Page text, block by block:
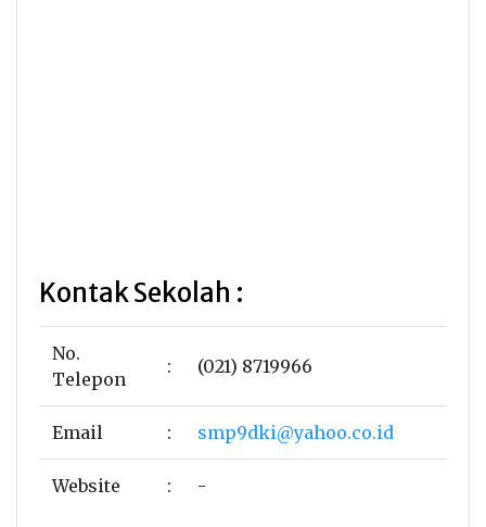
Kontak Sekolah :
No.
Telepon
: (021) 8719966
Email : smp9dki@yahoo.co.id
Website : -